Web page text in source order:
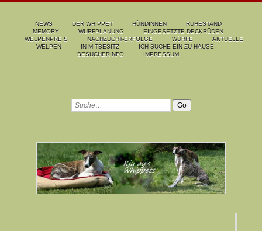
NEWS DER WHIPPET HÜNDINNEN
RUHESTAND
MEMORY
WURFPLANUNG
EINGESETZTE DECKRÜDEN
WELPENPREIS
NACHZUCHT-ERFOLGE WÜRFE
AKTUELLE
WELPEN
IN MITBESITZ
ICH SUCHE EIN ZU HAUSE
BESUCHERINFO
IMPRESSUM